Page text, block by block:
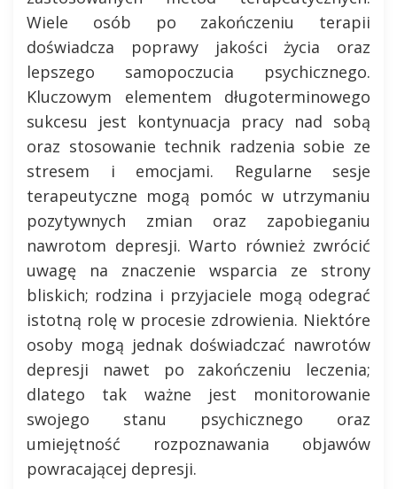
Wiele osób po zakończeniu terapii
doświadcza poprawy jakości życia oraz
lepszego samopoczucia psychicznego.
Kluczowym elementem długoterminowego
sukcesu jest kontynuacja pracy nad sobą
oraz stosowanie technik radzenia sobie ze
stresem i emocjami. Regularne sesje
terapeutyczne mogą pomóc w utrzymaniu
pozytywnych zmian oraz zapobieganiu
nawrotom depresji. Warto również zwrócić
uwagę na znaczenie wsparcia ze strony
bliskich; rodzina i przyjaciele mogą odegrać
istotną rolę w procesie zdrowienia. Niektóre
osoby mogą jednak doświadczać nawrotów
depresji nawet po zakończeniu leczenia;
dlatego tak ważne jest monitorowanie
swojego stanu psychicznego oraz
umiejętność rozpoznawania objawów
powracającej depresji.